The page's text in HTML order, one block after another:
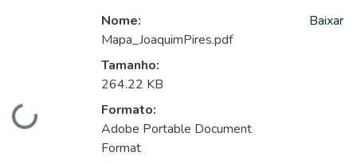
Carregando...
Nome:
Mapa_JoaquimPires.pdf
Tamanho:
264.22 KB
Formato:
Adobe Portable Document
Format
Baixar